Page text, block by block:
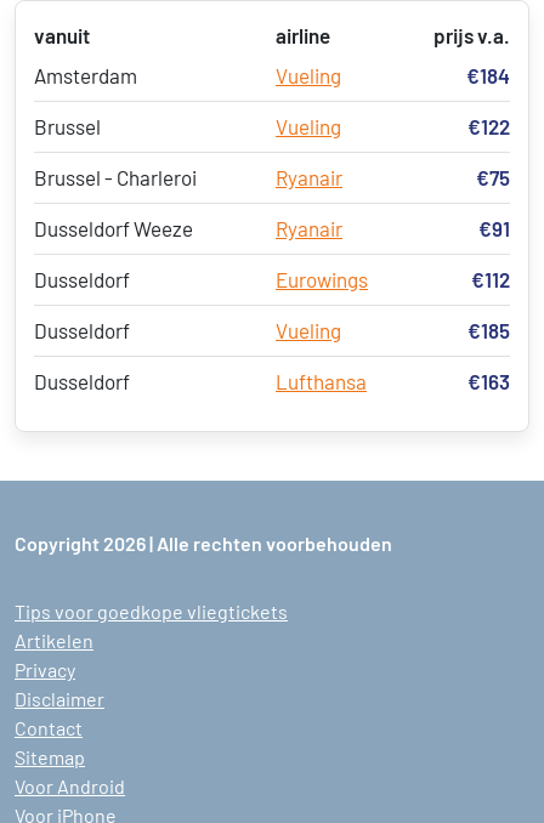
vanuit airline
prijs v.a.
Amsterdam
Vueling €184
Brussel Vueling €122
Brussel - Charleroi Ryanair €75
Dusseldorf Weeze Ryanair €91
Dusseldorf Eurowings €112
Dusseldorf Vueling €185
Dusseldorf Lufthansa €163
Copyright 2026 | Alle rechten voorbehouden
Tips voor goedkope vliegtickets
Artikelen
Privacy
Disclaimer
Contact
Sitemap
Voor Android
Voor iPhone